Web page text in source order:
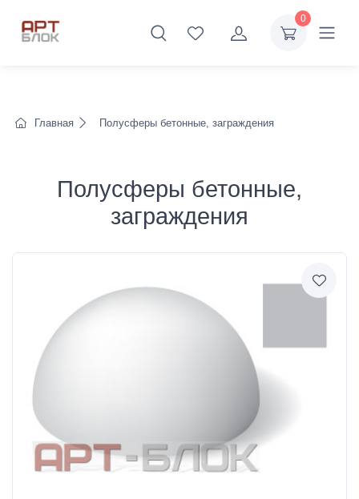
0
Главная Полусферы бетонные, заграждения
Полусферы бетонные,
заграждения